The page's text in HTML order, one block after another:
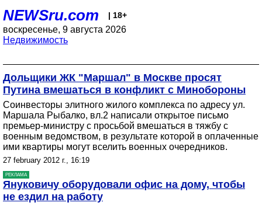
NEWSru.com | 18+
воскресенье, 9 августа 2026
Недвижимость
Дольщики ЖК "Маршал" в Москве просят
Путина вмешаться в конфликт с Минобороны
Соинвесторы элитного жилого комплекса по адресу ул.
Маршала Рыбалко, вл.2 написали открытое письмо
премьер-министру с просьбой вмешаться в тяжбу с
военным ведомством, в результате которой в оплаченные
ими квартиры могут вселить военных очередников.
27 february 2012 г., 16:19
РЕКЛАМА
Януковичу оборудовали офис на дому, чтобы
не ездил на работу